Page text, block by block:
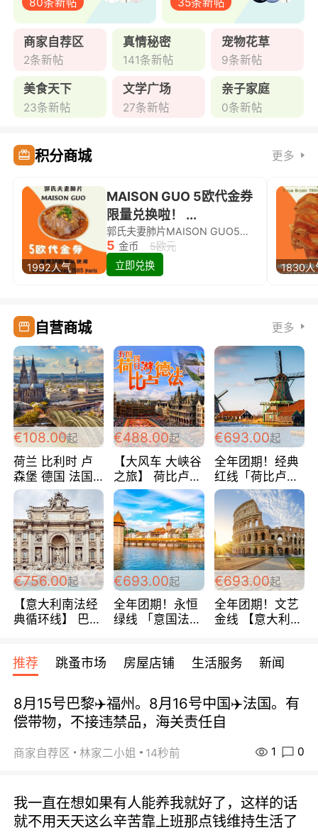
商家自荐区
2条新帖
真情秘密
141条新帖
宠物花草
9条新帖
美食天下
23条新帖
文学广场
27条新帖
亲子家庭
0条新帖
积分商城 更多
1992人气
MAISON GUO 5欧代金券
限量兑换啦！ ...
郭氏夫妻肺片MAISON GUO5欧代金券限量兑换啦！
5 金币
5欧元
立即兑换
1830人
自营商城 更多
€108.00起
荷兰 比利时 卢
森堡 德国 法国
超爽玩遍西欧 循
环线 全程四星宾
馆 108欧/人/天
€488.00起
【大风车 大峡谷
之旅】 荷比卢德
法 巴黎上下 经
典五国四日游
488欧/人
€693.00起
全年团期！经典
红线「荷比卢德
法」七天循环 五
国 仅售99欧/人/
天！巴黎上下！
包拼房~
€756.00起
【意大利南法经
典循环线】 巴黎
宾馆 108欧/天起
全程756欧/位
€693.00起
全年团期！永恒
绿线 「意国法
欧/天起 ~包拼房
€693.00起
全年团期！文艺
金线 【意大利一
每周铁发！
推荐 跳蚤市场 房屋店铺 生活服务 新闻
8月15号巴黎✈️福州。8月16号中国✈️法国。有
偿带物，不接违禁品，海关责任自
商家自荐区 林家二小姐 14秒前 1 0
我一直在想如果有人能养我就好了，这样的话
就不用天天这么辛苦靠上班那点钱维持生活了